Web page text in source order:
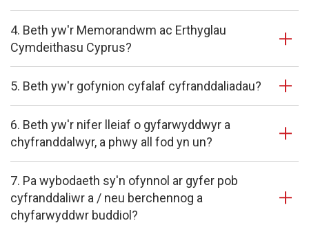
4. Beth yw'r Memorandwm ac Erthyglau
Cymdeithasu Cyprus?
5. Beth yw'r gofynion cyfalaf cyfranddaliadau?
6. Beth yw'r nifer lleiaf o gyfarwyddwyr a
chyfranddalwyr, a phwy all fod yn un?
7. Pa wybodaeth sy'n ofynnol ar gyfer pob
cyfranddaliwr a / neu berchennog a
chyfarwyddwr buddiol?